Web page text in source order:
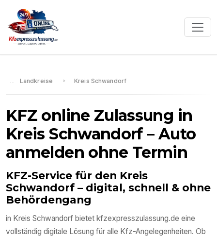
Landkreise Kreis Schwandorf
KFZ online Zulassung in
Kreis Schwandorf– Auto
anmelden ohne Termin
KFZ-Service für den Kreis
Schwandorf – digital, schnell & ohne
Behördengang
in Kreis Schwandorf bietet kfzexpresszulassung.de eine
vollständig digitale Lösung für alle Kfz-Angelegenheiten. Ob